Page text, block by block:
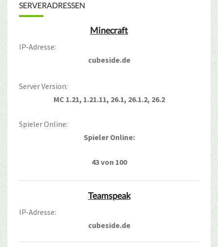
SERVERADRESSEN
Minecraft
IP-Adresse:
cubeside.de
Server Version:
MC 1.21, 1.21.11, 26.1, 26.1.2, 26.2
Spieler Online:
Spieler Online:
43 von 100
Teamspeak
IP-Adresse:
cubeside.de